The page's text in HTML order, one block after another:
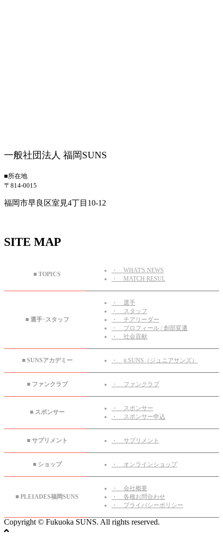
一般社団法人 福岡SUNS
■所在地
〒814-0015
福岡市早良区室見4丁目10-12
SITE MAP
■ TOPICS
・ WHAT'S NEWS
・ MATCH RESUL
■ 選手･スタッフ
・ 選手
・ スタッフ
・ チアリーダー
・ プロフィール / 創部変遷
・ 社会貢献
■ SUNSアカデミー ・ jr.SUNS（ジュニアサンズ）
■ ファンクラブ ・ ファンクラブ
■ スポンサー
・ スポンサー
・ スポンサー申込
■ サプリメント ・ サプリメント
■ ショップ ・ オンラインショップ
■ PLEIADES福岡SUNS
・ 会社概要
・ 各種お問合わせ
・ プライバシーポリシー
Copyright © Fukuoka SUNS. All rights reserved.